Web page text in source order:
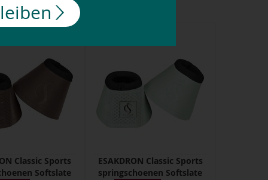
Classic Sports
Softslate
ESAKDRON Classic Sports
springschoenen Softslate